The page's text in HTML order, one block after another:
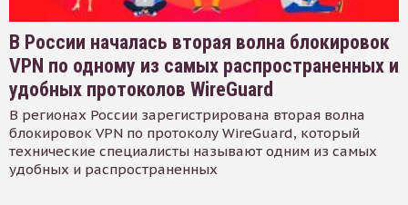
В России началась вторая волна блокировок
VPN по одному из самых распространенных и
удобных протоколов WireGuard
В регионах России зарегистрирована вторая волна
блокировок VPN по протоколу WireGuard, который
технические специалисты называют одним из самых
удобных и распространенных